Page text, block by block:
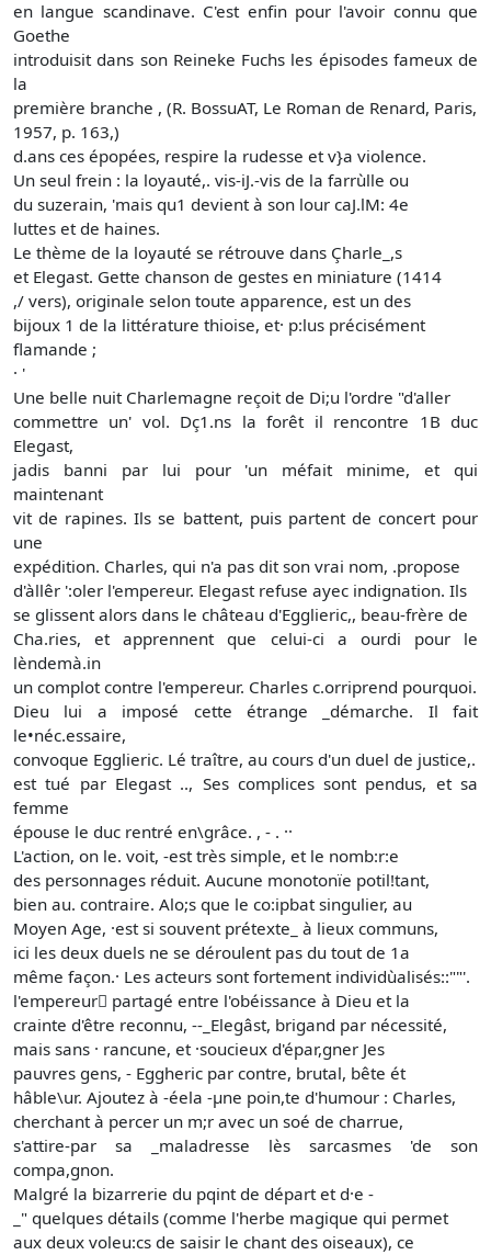
en langue scandinave. C'est enfin pour l'avoir connu que
Goethe
introduisit dans son Reineke Fuchs les épisodes fameux de
la
première branche , (R. BossuAT, Le Roman de Renard, Paris,
1957, p. 163,)
d.ans ces épopées, respire la rudesse et v}a violence.
Un seul frein : la loyauté,. vis-iJ.-vis de la farrùlle ou
du suzerain, 'mais qu1 devient à son lour caJ.lM: 4e
luttes et de haines.
Le thème de la loyauté se rétrouve dans Çharle_,s
et Elegast. Gette chanson de gestes en miniature (1414
,/ vers), originale selon toute apparence, est un des
bijoux 1 de la littérature thioise, et· p:lus précisément
flamande ;
· '
Une belle nuit Charlemagne reçoit de Di;u l'ordre "d'aller
commettre un' vol. Dç1.ns la forêt il rencontre 1B duc
Elegast,
jadis banni par lui pour 'un méfait minime, et qui
maintenant
vit de rapines. Ils se battent, puis partent de concert pour
une
expédition. Charles, qui n'a pas dit son vrai nom, .propose
d'àllêr ':oler l'empereur. Elegast refuse ayec indignation. Ils
se glissent alors dans le château d'Egglieric,, beau-frère de
Cha.ries, et apprennent que celui-ci a ourdi pour le
lèndemà.in
un complot contre l'empereur. Charles c.orriprend pourquoi.
Dieu lui a imposé cette étrange _démarche. Il fait
le•néc.essaire,
convoque Egglieric. Lé traître, au cours d'un duel de justice,.
est tué par Elegast .., Ses complices sont pendus, et sa
femme
épouse le duc rentré en\grâce. , - . ··
L'action, on le. voit, -est très simple, et le nomb:r:e
des personnages réduit. Aucune monotonïe potil!tant,
bien au. contraire. Alo;s que le co:ipbat singulier, au
Moyen Age, ·est si souvent prétexte_ à lieux communs,
ici les deux duels ne se déroulent pas du tout de 1a
même façon.· Les acteurs sont fortement individùalisés::""'.
l'empereur􀆅 partagé entre l'obéissance à Dieu et la
crainte d'être reconnu, --_Elegâst, brigand par nécessité,
mais sans · rancune, et ·soucieux d'épar,gner Jes
pauvres gens, - Eggheric par contre, brutal, bête ét
hâble\ur. Ajoutez à -éela -μne poin,te d'humour : Charles,
cherchant à percer un m;r avec un soé de charrue,
s'attire-par sa _maladresse lès sarcasmes 'de son
compa,gnon.
Malgré la bizarrerie du pqint de départ et d·e -
_" quelques détails (comme l'herbe magique qui permet
aux deux voleu:cs de saisir le chant des oiseaux), ce